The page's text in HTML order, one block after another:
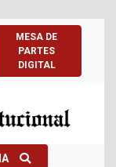
MESA DE
PARTES
DIGITAL